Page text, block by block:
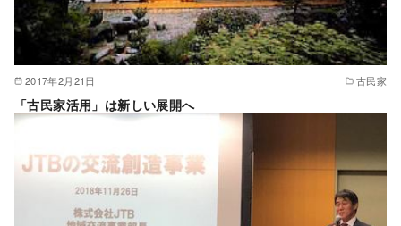
2017年2月21日 古民家
「古民家活用」は新しい展開へ